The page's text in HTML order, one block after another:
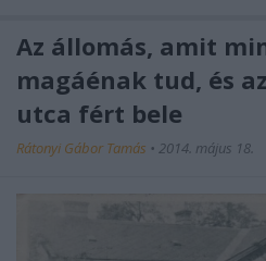
Az állomás, amit
magáénak tud, és
utca fért bele
Rátonyi Gábor Tamás • 2014. május 18.